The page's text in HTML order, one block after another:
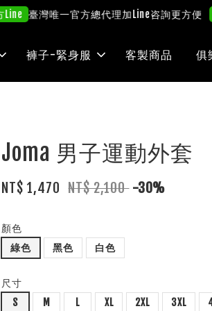
臺灣唯一官方總代理加Line咨詢更方便 官方
褲子-緊身服 客製商品 俱
Joma 男子運動外套
NT$ 1,470 NT$ 2,100 -30%
顏色
綠色
黑色 白色
尺寸
S
M L XL 2XL 3XL